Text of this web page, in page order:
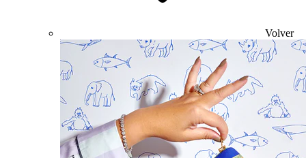
Volver